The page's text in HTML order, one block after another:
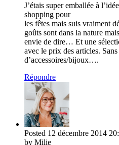
J’étais super emballée à
shopping pour
les fêtes mais suis vraiment
goûts sont dans la nature
envie de dire… Et une
avec le prix des articles.
d’accessoires/bijoux….
Répondre
Posted 12 décembre 2014
by Milie